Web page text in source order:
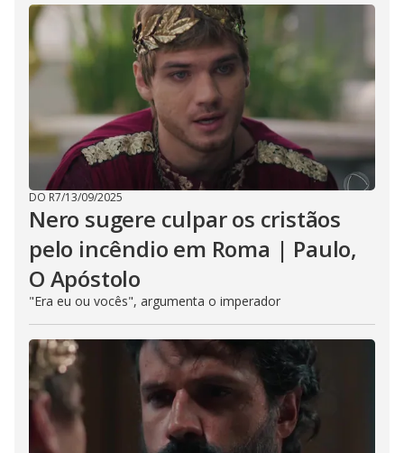
DO R7/13/09/2025
Nero sugere culpar os cristãos
pelo incêndio em Roma | Paulo,
O Apóstolo
"Era eu ou vocês", argumenta o imperador